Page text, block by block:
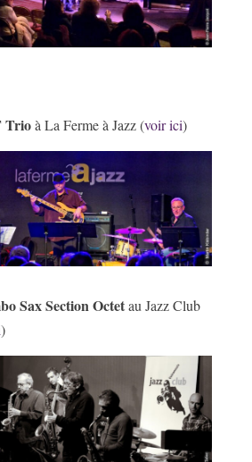
Trioà La Ferme à Jazz (voir ici)
Sax Section Octetau Jazz Club
)